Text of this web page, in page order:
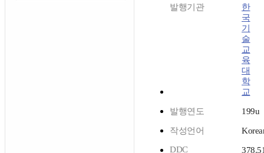
발행기관
한
국
기
술
교
육
대
학
교
발행연도 199u
작성언어
DDC